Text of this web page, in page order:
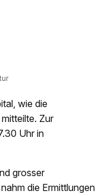
wie die
Zur
Uhr in
grosser
die Ermittlungen